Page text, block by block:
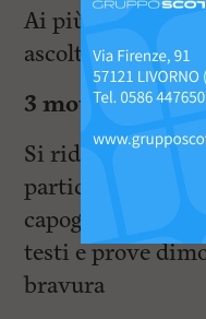
Ai più giovani
ascolto.
3 motivi per
Si ride si ride si
particolare a
capogruppo che
testi e prove
bravura